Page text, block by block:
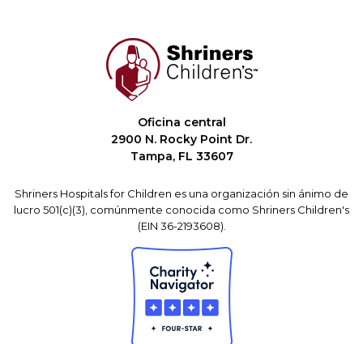
Oficina central
2900 N. Rocky Point Dr.
Tampa, FL 33607
Shriners Hospitals for Children es una organización sin ánimo de
lucro 501(c)(3), comúnmente conocida como Shriners Children's
(EIN 36-2193608).